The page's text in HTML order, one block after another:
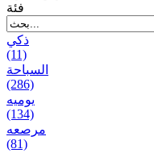
فئة
ذكي
(11)
السباحة
(286)
يومیه
(134)
مرصعه
(81)